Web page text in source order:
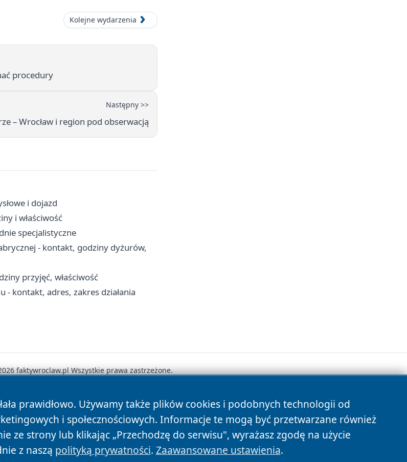
Kolejne wydarzenia
procedury
Następny >>
– Wrocław i region pod obserwacją
i dojazd
i właściwość
specjalistyczne
- kontakt, godziny dyżurów,
przyjęć, właściwość
- kontakt, adres, zakres działania
prawidłowo. Używamy także plików cookies i podobnych technologii od
i społecznościowych. Informacje te mogą być przetwarzane również
ze strony lub klikając „Przechodzę do serwisu", wyrażasz zgodę na użycie
z naszą polityką prywatności. Zaawansowane ustawienia.
faktywroclaw.pl Wszystkie prawa zastrzeżone.
Polityka Prywatności Polityka Cookies